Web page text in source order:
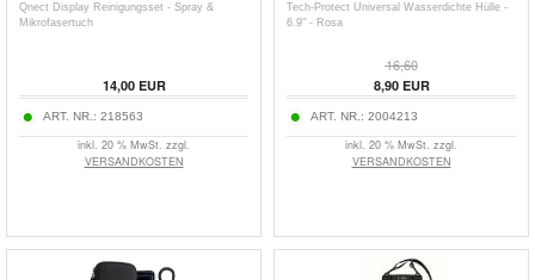
Qnect Display Reinigungsset - Spray &
Mikrofasertuch
14,00EUR
ART. NR.: 218563
inkl. 20 % MwSt. zzgl.
VERSANDKOSTEN
Tech-Protect Universal Wasserdichte Hülle -
6.9" - Rosa
16,60
8,90EUR
ART. NR.: 2004213
inkl. 20 % MwSt. zzgl.
VERSANDKOSTEN